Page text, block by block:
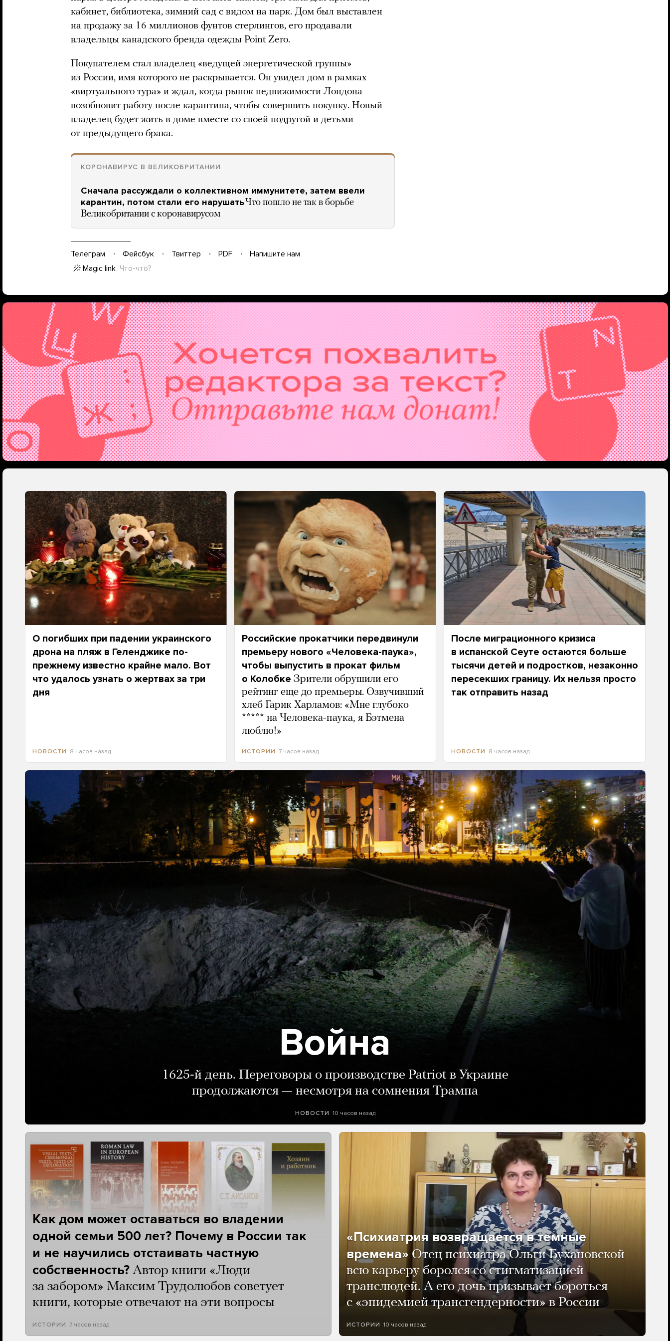
кабинет, библиотека, зимний сад с видом на парк. Дом был выставлен
на продажу за 16 миллионов фунтов стерлингов, его продавали
владельцы канадского бренда одежды Point Zero.
Покупателем стал владелец «ведущей энергетической группы»
из России, имя которого не раскрывается. Он увидел дом в рамках
«виртуального тура» и ждал, когда рынок недвижимости Лондона
возобновит работу после карантина, чтобы совершить покупку. Новый
владелец будет жить в доме вместе со своей подругой и детьми
от предыдущего брака.
КОРОНАВИРУС В ВЕЛИКОБРИТАНИИ
Сначала рассуждали о коллективном иммунитете, затем ввели
карантин, потом стали его нарушатьЧто пошло не так в борьбе
Великобритании с коронавирусом
Телеграм Фейсбук Твиттер PDF
Напишите нам
Magic link Что-что?
О погибших при падении украинского
дрона на пляж в Геленджике по-
прежнему известно крайне мало. Вот
что удалось узнать о жертвах за три
дня
НОВОСТИ 8 часов назад
Российские прокатчики передвинули
премьеру нового «Человека-паука»,
чтобы выпустить в прокат фильм
о Колобке Зрители обрушили его
рейтинг еще до премьеры. Озвучивший
хлеб Гарик Харламов: «Мне глубоко
***** на Человека-паука, я Бэтмена
люблю!»
ИСТОРИИ 7 часов назад
После миграционного кризиса
в испанской Сеуте остаются больше
тысячи детей и подростков, незаконно
пересекших границу. Их нельзя просто
так отправить назад
НОВОСТИ 8 часов назад
Война
1625-й день. Переговоры о производстве Patriot в Украине
продолжаются — несмотря на сомнения Трампа
НОВОСТИ 10 часов назад
Как дом может оставаться во владении
одной семьи 500 лет? Почему в России так
и не научились отстаивать частную
собственность? Автор книги «Люди
за забором» Максим Трудолюбов советует
книги, которые отвечают на эти вопросы
ИСТОРИИ 7 часов назад
«Психиатрия возвращается в темные
времена» Отец психиатра Ольги Бухановской
всю карьеру боролся со стигматизацией
транслюдей. А его дочь призывает бороться
с «эпидемией трансгендерности» в России
ИСТОРИИ 10 часов назад